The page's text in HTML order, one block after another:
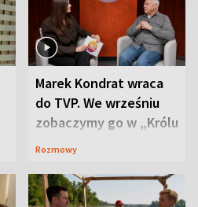
Marek Kondrat wraca
do TVP. We wrześniu
zobaczymy go w „Królu
Maciusiu I”
Rozmowy